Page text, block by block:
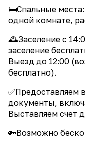
🛏️Спальные места:
одной комнате,
🕰️Заселение с
заселение
Выезд до 12:00
бесплатно).
✅Предоставляем
документы,
Выставляем счет
🔑Возможно